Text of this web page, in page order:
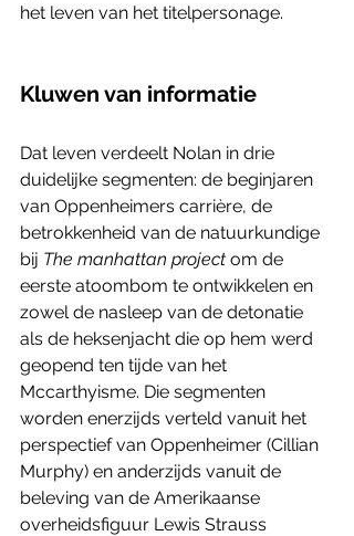
het leven van het titelpersonage.
Kluwen van informatie
Dat leven verdeelt Nolan in drie
duidelijke segmenten: de beginjaren
van Oppenheimers carrière, de
betrokkenheid van de natuurkundige
bij The manhattan project om de
eerste atoombom te ontwikkelen en
zowel de nasleep van de detonatie
als de heksenjacht die op hem werd
geopend ten tijde van het
Mccarthyisme. Die segmenten
worden enerzijds verteld vanuit het
perspectief van Oppenheimer (Cillian
Murphy) en anderzijds vanuit de
beleving van de Amerikaanse
overheidsfiguur Lewis Strauss